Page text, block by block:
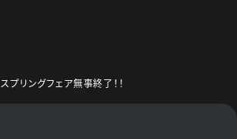
スプリングフェア無事終了！！